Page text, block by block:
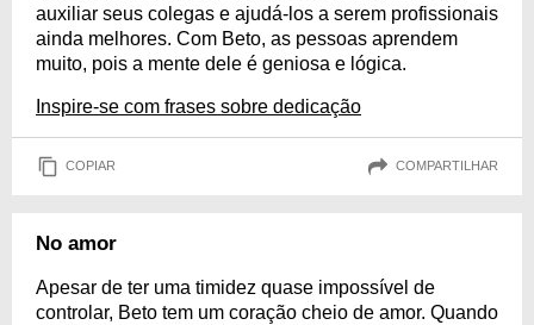
auxiliar seus colegas e ajudá-los a serem profissionais
ainda melhores. Com Beto, as pessoas aprendem
muito, pois a mente dele é geniosa e lógica.
Inspire-se com frases sobre dedicação
COPIAR COMPARTILHAR
No amor
Apesar de ter uma timidez quase impossível de
controlar, Beto tem um coração cheio de amor. Quando